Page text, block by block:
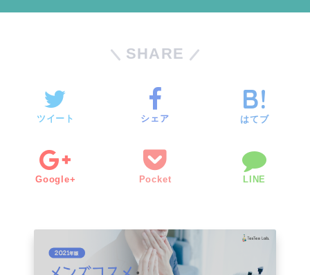
SHARE
ツイート シェア はてブ
Google+ Pocket LINE